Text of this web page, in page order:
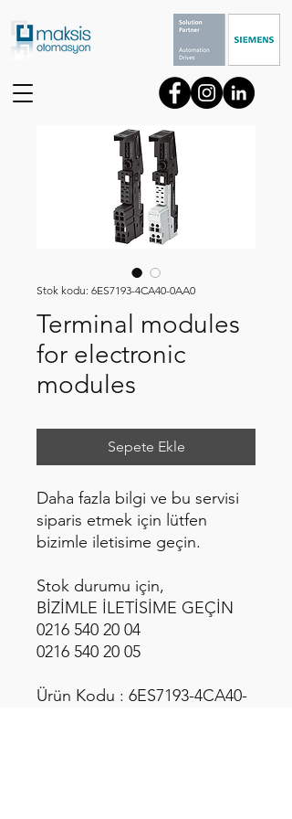
Stok kodu: 6ES7193-4CA40-0AA0
Terminal modules
for electronic
modules
Sepete Ekle
Daha fazla bilgi ve bu servisi
siparis etmek için lütfen
bizimle iletisime geçin.
Stok durumu için,
BİZİMLE İLETİSİME GEÇİN
0216 540 20 04
0216 540 20 05
Ürün Kodu : 6ES7193-4CA40-